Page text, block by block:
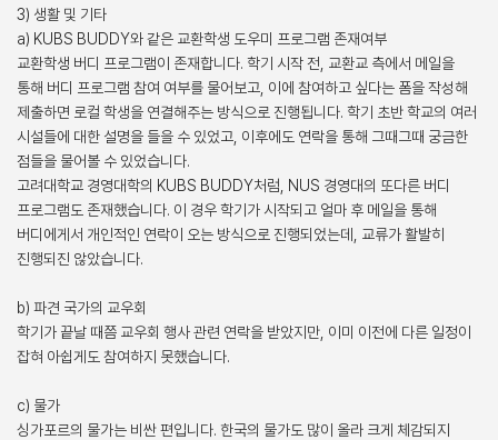
3) 생활 및 기타
a) KUBS BUDDY와 같은 교환학생 도우미 프로그램 존재여부
교환학생 버디 프로그램이 존재합니다. 학기 시작 전, 교환교 측에서 메일을
통해 버디 프로그램 참여 여부를 물어보고, 이에 참여하고 싶다는 폼을 작성해
제출하면 로컬 학생을 연결해주는 방식으로 진행됩니다. 학기 초반 학교의 여러
시설들에 대한 설명을 들을 수 있었고, 이후에도 연락을 통해 그때그때 궁금한
점들을 물어볼 수 있었습니다.
고려대학교 경영대학의 KUBS BUDDY처럼, NUS 경영대의 또다른 버디
프로그램도 존재했습니다. 이 경우 학기가 시작되고 얼마 후 메일을 통해
버디에게서 개인적인 연락이 오는 방식으로 진행되었는데, 교류가 활발히
진행되진 않았습니다.
b) 파견 국가의 교우회
학기가 끝날 때쯤 교우회 행사 관련 연락을 받았지만, 이미 이전에 다른 일정이
잡혀 아쉽게도 참여하지 못했습니다.
c) 물가
싱가포르의 물가는 비싼 편입니다. 한국의 물가도 많이 올라 크게 체감되지